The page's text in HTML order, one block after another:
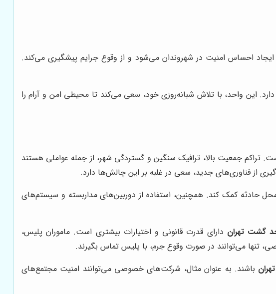
احساس امنیت در شهروندان می‌شود و از وقوع جرایم پیشگیری می‌کند.
این واحد، با تلاش شبانه‌روزی خود، سعی می‌کند تا محیطی امن و آرام را
تراکم جمعیت بالا، ترافیک سنگین و گستردگی شهر، از جمله عواملی هستند
از فناوری‌های جدید، سعی در غلبه بر این چالش‌ها دارد.
حادثه کمک کند. همچنین، استفاده از دوربین‌های مداربسته و سیستم‌های
گشت تهران دارای قدرت قانونی و اختیارات بیشتری است. ماموران پلیس،
تنها می‌توانند در صورت وقوع جرم، با پلیس تماس بگیرند.
باشند. به عنوان مثال، شرکت‌های خصوصی می‌توانند امنیت مجتمع‌های